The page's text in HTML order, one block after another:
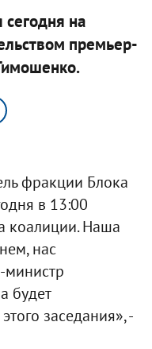
на
премьер-
фракции Блока
в 13:00
коалиции. Наша
нас
министр
будет
заседания», -